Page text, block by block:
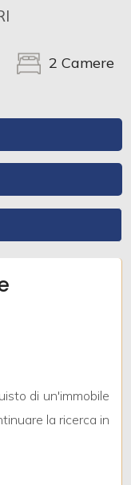
2 Camere
495
495
di un'immobile
la ricerca in